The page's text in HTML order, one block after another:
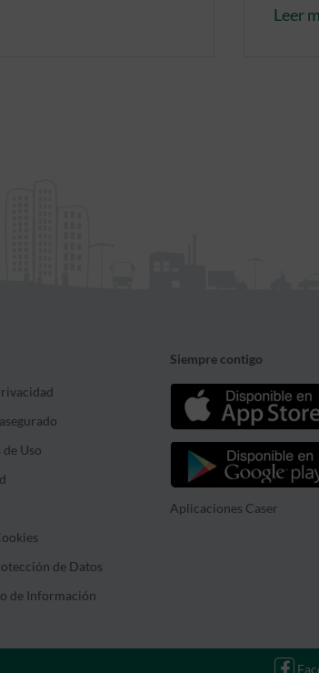
tu éxito"
Leer
Uso
de Datos
de Información
Siempre contigo
Aplicaciones Caser